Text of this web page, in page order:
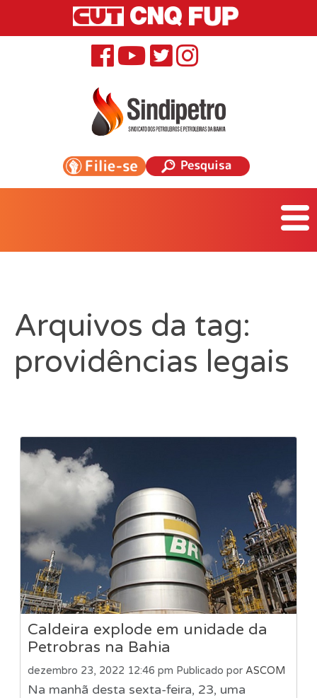
Arquivos da tag:
providências legais
Caldeira explode em unidade da
Petrobras na Bahia
dezembro 23, 2022 12:46 pm Publicado por ASCOM
Na manhã desta sexta-feira, 23, uma